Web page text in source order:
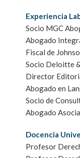
Experiencia
Socio MGC
Abogado
Fiscal de
Socio Deloitte
Director
Abogado en
Socio de
Abogado
Docencia
Profesor